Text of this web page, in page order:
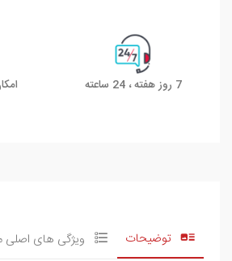
7 روز هفته ، 24 ساعته
توضیحات ویژگی های